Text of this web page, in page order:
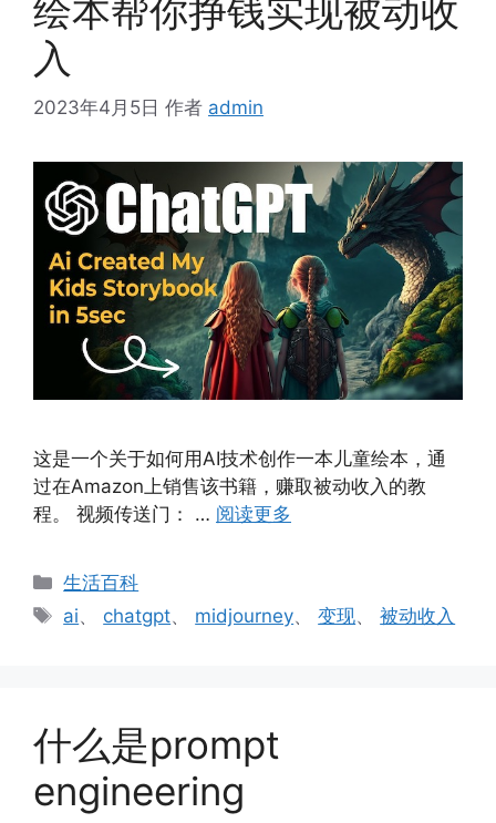
绘本帮你挣钱实现被动收
入
2023年4月5日 作者 admin
这是一个关于如何用AI技术创作一本儿童绘本，通
过在Amazon上销售该书籍，赚取被动收入的教
程。 视频传送门： … 阅读更多
分
类
生活百科
标
ai、 chatgpt、 midjourney、变现、被动收入
什么是prompt
engineering